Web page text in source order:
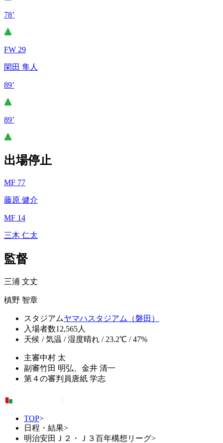
78’
FW 29
閑田 隼人
89’
89’
出場停止
MF 77
藤原 健介
MF 14
三木 仁太
監督
三浦 文丈
槙野 智章
スタジアムヤマハスタジアム（磐田）
入場者数12,565人
天候 / 気温 / 湿度晴れ / 23.2℃ / 47%
主審中村 太
副審竹田 明弘、金井 清一
第４の審判員 唐紙 学志
TOP>
日程・結果>
明治安田Ｊ２・Ｊ３百年構想リーグ>